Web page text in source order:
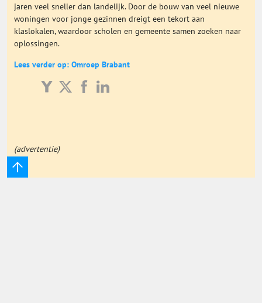
Algemeen
Onderwijs Totaal
Basisonderwijs
ICT
jaren veel sneller dan landelijk. Door de bouw van veel nieuwe
woningen voor jonge gezinnen dreigt een tekort aan
klaslokalen, waardoor scholen en gemeente samen zoeken naar
oplossingen.
Lees verder op: Omroep Brabant
(advertentie)